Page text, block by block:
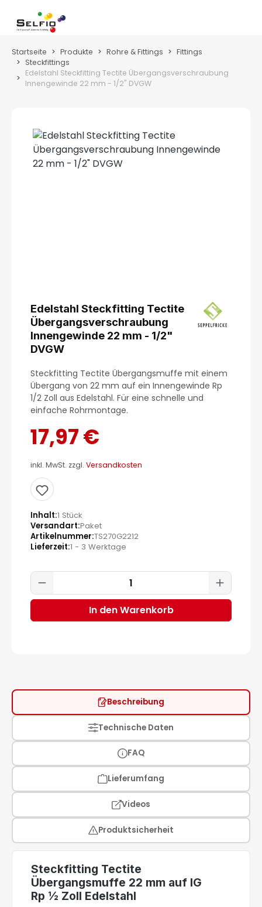
Zum Hauptinhalt springen
Startseite Produkte Rohre & Fittings
Fittings
Steckfittings
Edelstahl Steckfitting Tectite Übergangsverschraubung
Innengewinde 22 mm - 1/2" DVGW
Edelstahl Steckfitting Tectite
Übergangsverschraubung
Innengewinde 22 mm - 1/2"
DVGW
Steckfitting Tectite Übergangsmuffe mit einem
Übergang von 22 mm auf ein Innengewinde Rp
1/2 Zoll aus Edelstahl. Für eine schnelle und
einfache Rohrmontage.
17,97 €
inkl. MwSt. zzgl. Versandkosten
Inhalt 1 Stück
Versandart Paket
Artikelnummer TS270G2212
Lieferzeit 1 - 3 Werktage
Produkt Anzahl: Gib den
In den Warenkorb
Beschreibung
Technische Daten
FAQ
Lieferumfang
Videos
Produktsicherheit
Steckfitting Tectite
Übergangsmuffe 22 mm auf IG
Rp ½ Zoll Edelstahl